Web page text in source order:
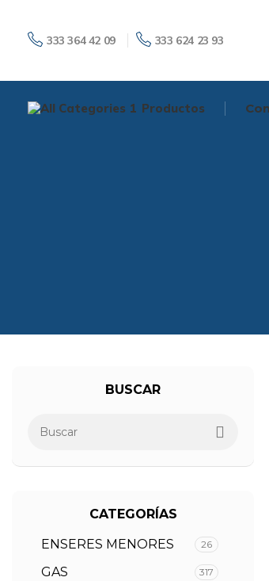
333 364 42 09 333 624 23 93
Productos
BUSCAR
CATEGORÍAS
ENSERES MENORES
26
GAS 317